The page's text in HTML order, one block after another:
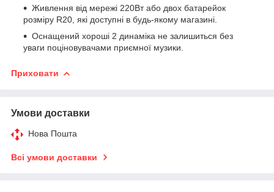
Живлення від мережі 220Вт або двох батарейок
розміру R20, які доступні в будь-якому магазині.
Оснащений хороші 2 динаміка не залишиться без
уваги поціновувачами приємної музики.
Приховати
Умови доставки
Нова Пошта
Всі умови доставки